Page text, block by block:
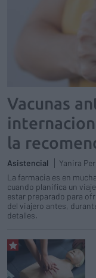
Vacunas
la
Asistencial Yanira
La farmacia es en
cuando planifica un
estar preparado para
del viajero antes,
detalles.